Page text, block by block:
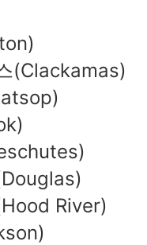
(Clackamas)
River)